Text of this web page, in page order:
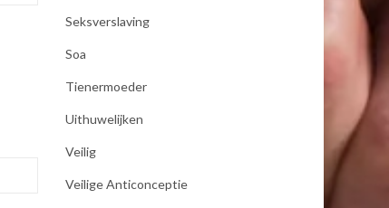
Seksverslaving
Soa
Tienermoeder
Uithuwelijken
Veilig
Veilige Anticonceptie